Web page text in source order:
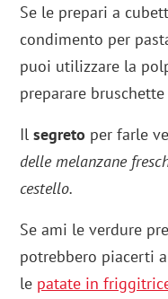
Se le prepari a
condimento per
puoi utilizzare la
preparare
Ilsegreto per farle
delle melanzane
cestello.
Se ami le verdure
potrebbero piacerti
le patate in